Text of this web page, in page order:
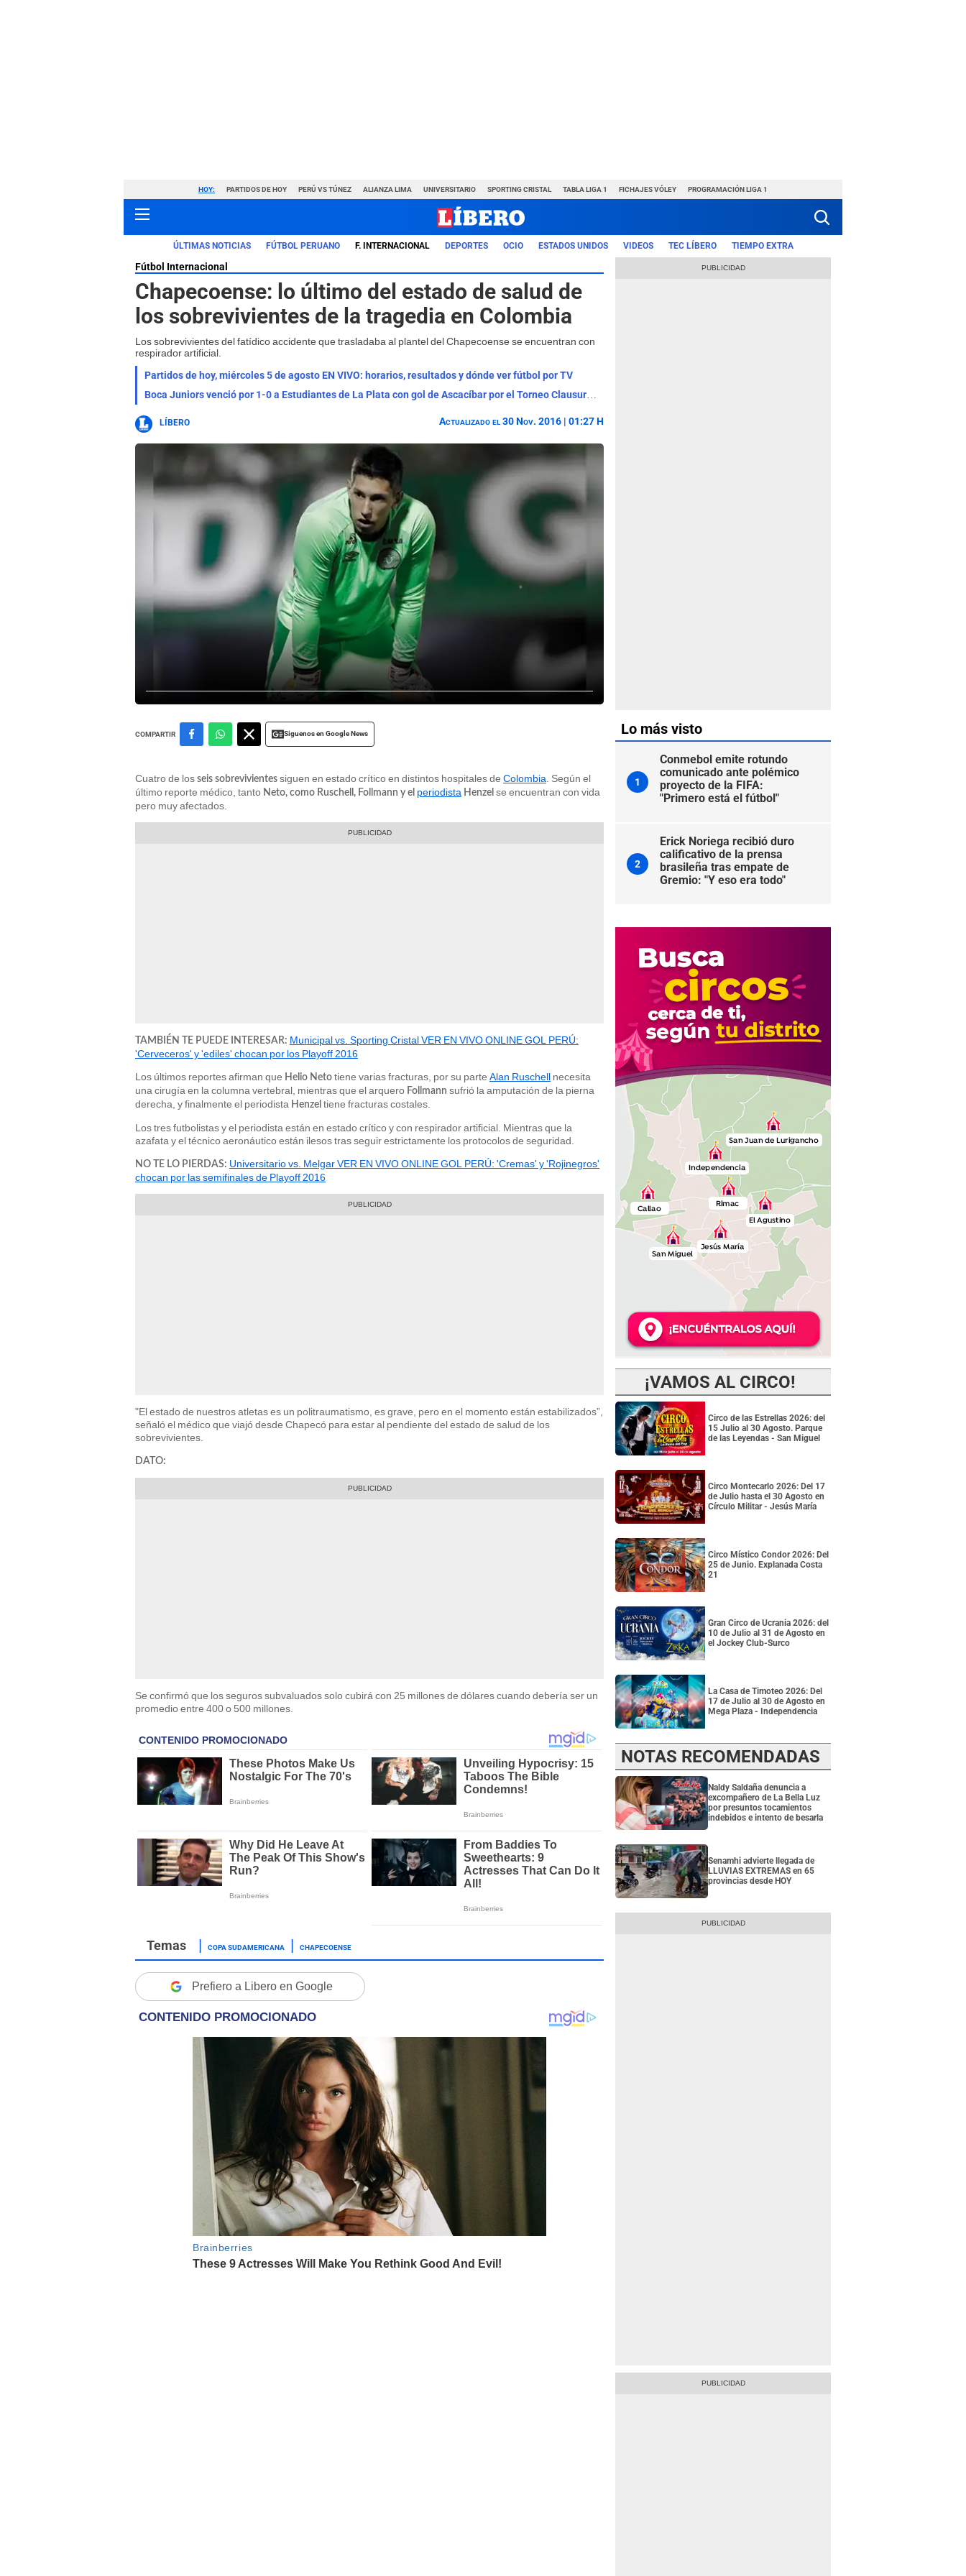
HOY: PARTIDOS DE HOY PERÚ VS TÚNEZ ALIANZA LIMA UNIVERSITARIO SPORTING CRISTAL TABLA LIGA 1 FICHAJES VÓLEY PROGRAMACIÓN LIGA 1
ÚLTIMAS NOTICIAS FÚTBOL PERUANO F. INTERNACIONAL DEPORTES OCIO ESTADOS UNIDOS VIDEOS TEC LÍBERO TIEMPO EXTRA
Fútbol Internacional
Chapecoense: lo último del estado de salud de
los sobrevivientes de la tragedia en Colombia
Los sobrevivientes del fatídico accidente que trasladaba al plantel del Chapecoense se encuentran con
respirador artificial.
Partidos de hoy, miércoles 5 de agosto EN VIVO: horarios, resultados y dónde ver fútbol por TV
Boca Juniors venció por 1-0 a Estudiantes de La Plata con gol de Ascacíbar por el Torneo Clausura 2026
LÍBERO Actualizado el 30 Nov. 2016 | 01:27 H
COMPARTIR Siguenos en Google News
Cuatro de los seis sobrevivientes siguen en estado crítico en distintos hospitales de Colombia . Según el
último reporte médico, tanto Neto, como Ruschell, Follmann y el periodista Henzel se encuentran con vida
pero muy afectados.
TAMBIÉN TE PUEDE INTERESAR: Municipal vs. Sporting Cristal VER EN VIVO ONLINE GOL PERÚ:
'Cerveceros' y 'ediles' chocan por los Playoff 2016
Los últimos reportes afirman que Helio Neto tiene varias fracturas, por su parte Alan Ruschell necesita
una cirugía en la columna vertebral, mientras que el arquero Follmann sufrió la amputación de la pierna
derecha, y finalmente el periodista Henzel tiene fracturas costales.
Los tres futbolistas y el periodista están en estado crítico y con respirador artificial. Mientras que la
azafata y el técnico aeronáutico están ilesos tras seguir estrictamente los protocolos de seguridad.
NO TE LO PIERDAS: Universitario vs. Melgar VER EN VIVO ONLINE GOL PERÚ: 'Cremas' y 'Rojinegros'
chocan por las semifinales de Playoff 2016
"El estado de nuestros atletas es un politraumatismo, es grave, pero en el momento están estabilizados”,
señaló el médico que viajó desde Chapecó para estar al pendiente del estado de salud de los
sobrevivientes.
DATO:
Se confirmó que los seguros subvaluados solo cubirá con 25 millones de dólares cuando debería ser un
promedio entre 400 o 500 millones.
COPA SUDAMERICANA CHAPECOENSE
Prefiero a Libero en Google
Lo más visto
1
Conmebol emite rotundo
comunicado ante polémico
proyecto de la FIFA:
"Primero está el fútbol"
2
Erick Noriega recibió duro
calificativo de la prensa
brasileña tras empate de
Gremio: "Y eso era todo"
¡VAMOS AL CIRCO!
Circo de las Estrellas 2026: del
15 Julio al 30 Agosto. Parque
de las Leyendas - San Miguel
Circo Montecarlo 2026: Del 17
de Julio hasta el 30 Agosto en
Círculo Militar - Jesús María
Circo Místico Condor 2026: Del
25 de Junio. Explanada Costa
21
Gran Circo de Ucrania 2026: del
10 de Julio al 31 de Agosto en
el Jockey Club-Surco
La Casa de Timoteo 2026: Del
17 de Julio al 30 de Agosto en
Mega Plaza - Independencia
NOTAS RECOMENDADAS
Naldy Saldaña denuncia a
excompañero de La Bella Luz
por presuntos tocamientos
indebidos e intento de besarla
Senamhi advierte llegada de
LLUVIAS EXTREMAS en 65
provincias desde HOY